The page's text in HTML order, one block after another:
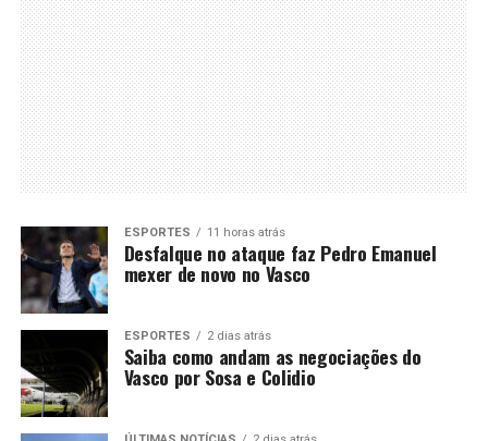
ESPORTES 11 horas atrás
Desfalque no ataque faz Pedro Emanuel
mexer de novo no Vasco
ESPORTES 2 dias atrás
Saiba como andam as negociações do
Vasco por Sosa e Colidio